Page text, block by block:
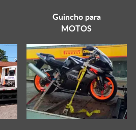
Guincho para
MOTOS